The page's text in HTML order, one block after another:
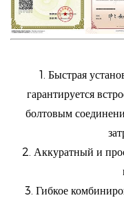
1. Быстрая
гарантируется
болтовым
2. Аккуратный и
3. Гибкое